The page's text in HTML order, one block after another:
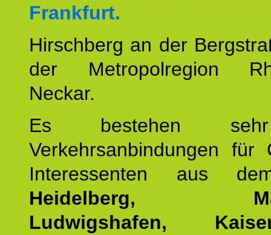
Frankfurt.
Hirschberg an der
der Metropolregion
Neckar.
Es bestehen
Verkehrsanbindungen für
Interessenten aus
Heidelberg,
Ludwigshafen,